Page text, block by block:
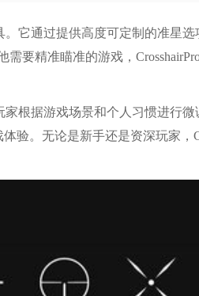
。它通过提供高度可定制的准星
要精准瞄准的游戏，
根据游戏场景和个人习惯进行
验。无论是新手还是资深玩家，